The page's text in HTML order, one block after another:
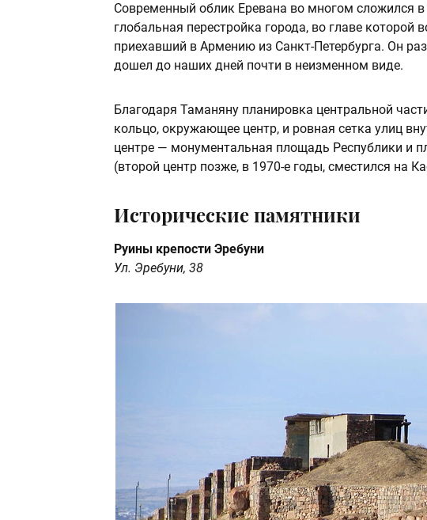
Современный облик Еревана во многом сложился
глобальная перестройка города, во главе которой
приехавший в Армению из Санкт-Петербурга. Он
дошел до наших дней почти в неизменном виде.
Благодаря Таманяну планировка центральной
кольцо, окружающее центр, и ровная сетка улиц
центре — монументальная площадь Республики и
(второй центр позже, в 1970-е годы, сместился на
Исторические памятники
Руины крепости Эребуни
Ул. Эребуни, 38